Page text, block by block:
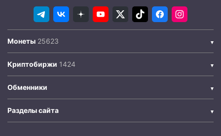
Монеты
Криптобиржи
Обменники
Разделы сайта